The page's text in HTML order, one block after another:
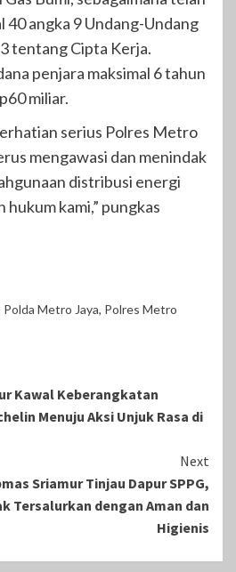
40 angka 9 Undang-Undang
tentang Cipta Kerja.
penjara maksimal 6 tahun
miliar.
serius Polres Metro
mengawasi dan menindak
distribusi energi
kami,” pungkas
Polda Metro Jaya, Polres Metro
Kawal Keberangkatan
Menuju Aksi Unjuk Rasa di
Next
Sriamur Tinjau Dapur SPPG,
Tersalurkan dengan Aman dan
Higienis